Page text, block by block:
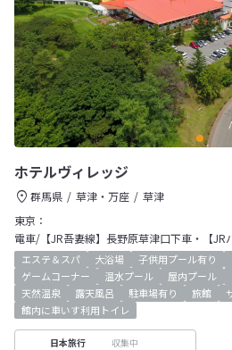
ホテルヴィレッジ
群馬県 草津・万座
草津
東京：
電車/【JR吾妻線】長野原草津口下車・【JR
エステ＆スパ 大浴場 子供用プール有り
ゲームコーナー
温水プール 屋内プール
天然温泉
露天風呂 駐車場有り 旅館
館内に車いす利用トイレ
日本旅行 収集中